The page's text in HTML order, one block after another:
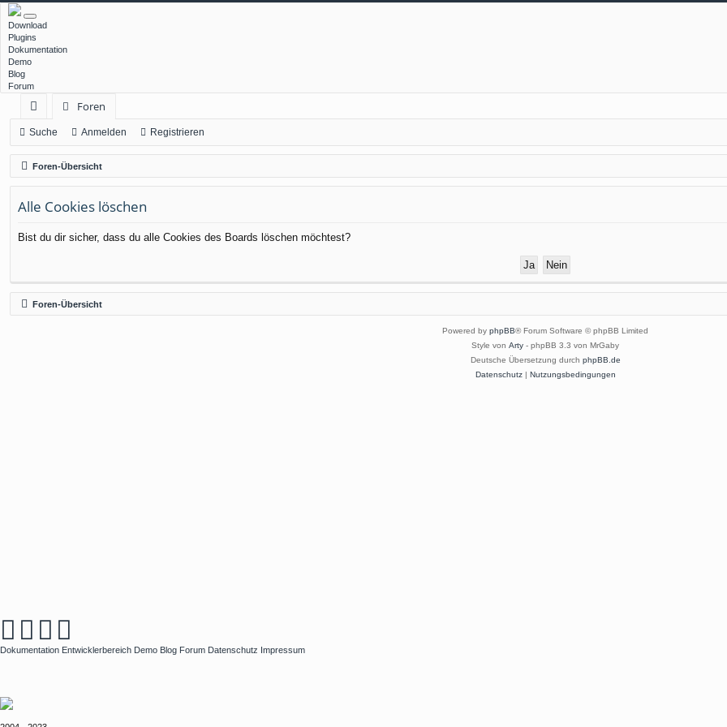
Download
Plugins
Dokumentation
Demo
Blog
Forum
ch
ne
llz
ug
rif
Foren
Suche Anmelden Registrieren
Foren-Übersicht
Alle Cookies löschen
Bist du dir sicher, dass du alle Cookies des Boards löschen möchtest?
Foren-Übersicht
Powered by phpBB® Forum Software © phpBB Limited
Style von Arty - phpBB 3.3 von MrGaby
Deutsche Übersetzung durch phpBB.de
Datenschutz| Nutzungsbedingungen
Dokumentation Entwicklerbereich Demo Blog Forum Datenschutz Impressum